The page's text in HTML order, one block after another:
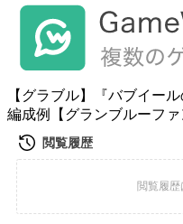
【グラブル】『バブイー
編成例【グランブルーファ